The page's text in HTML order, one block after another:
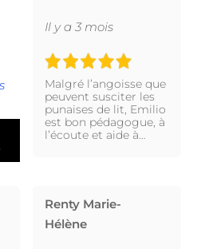
Il y a 3 mois
Malgré l’angoisse que
peuvent susciter les
punaises de lit, Emilio
est bon pédagogue, à
l’écoute et aide à…
Renty Marie-
Hélène